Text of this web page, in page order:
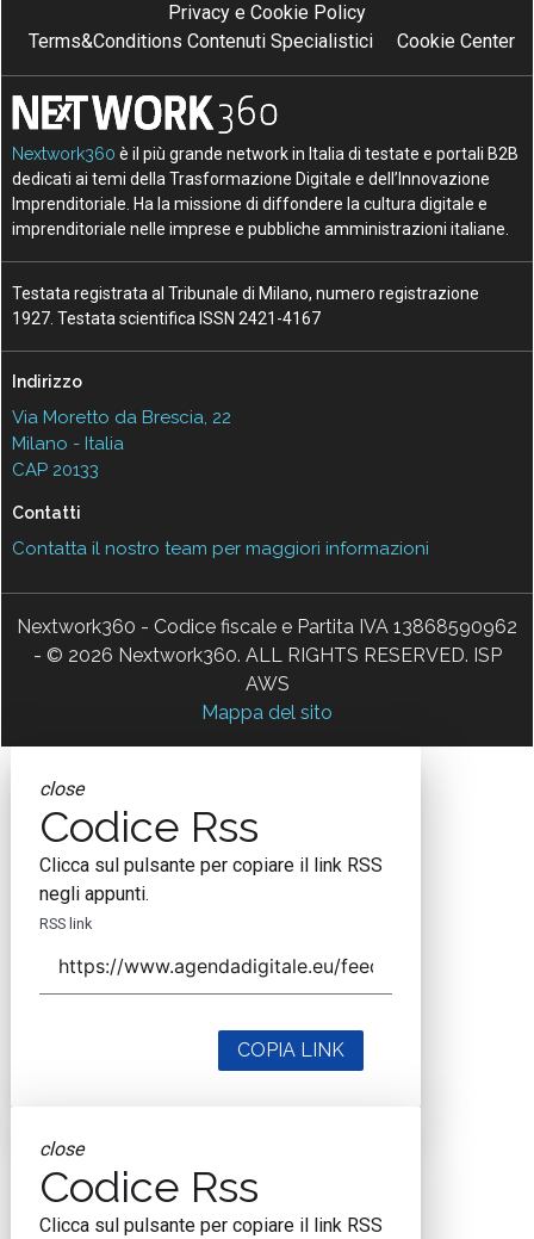
Privacy e Cookie Policy
Terms&Conditions Contenuti Specialistici
Cookie Center
Nextwork360 è il più grande network in Italia di testate e portali B2B
dedicati ai temi della Trasformazione Digitale e dell’Innovazione
Imprenditoriale. Ha la missione di diffondere la cultura digitale e
imprenditoriale nelle imprese e pubbliche amministrazioni italiane.
Testata registrata al Tribunale di Milano, numero registrazione
1927. Testata scientifica ISSN 2421-4167
Indirizzo
Via Moretto da Brescia, 22
Milano - Italia
CAP 20133
Contatti
Contatta il nostro team per maggiori informazioni
Nextwork360 - Codice fiscale e Partita IVA 13868590962
- © 2026 Nextwork360. ALL RIGHTS RESERVED. ISP
AWS
Mappa del sito
close
Codice Rss
Clicca sul pulsante per copiare il link RSS
negli appunti.
RSS link
COPIA LINK
close
Codice Rss
Clicca sul pulsante per copiare il link RSS